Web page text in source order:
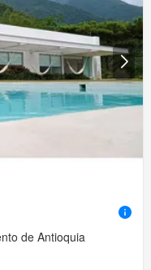
de Antioquia